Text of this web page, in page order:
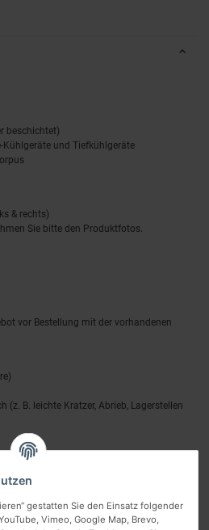
beschichtet)
und Tiefkühlgeräte
& rechts)
Sie bitte den Produktfotos.
vor Bestellung mit der vorhandenen
(z. B. leichte Kratzer, Abrieb, Lagerstellen
gestatten Sie den Einsatz folgender
Vimeo, Google Map, Brevo,